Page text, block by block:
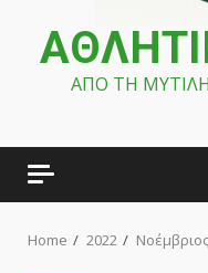
ΑΠΟ ΤΗ
Home 2022 Νοέμβριος